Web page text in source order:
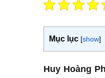
Mục lục [show]
Huy Hoàng